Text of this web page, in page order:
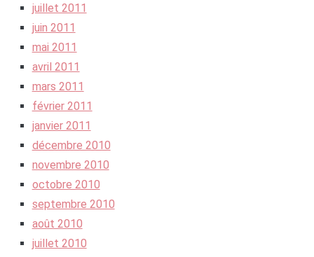
juillet 2011
juin 2011
mai 2011
avril 2011
mars 2011
février 2011
janvier 2011
décembre 2010
novembre 2010
octobre 2010
septembre 2010
août 2010
juillet 2010